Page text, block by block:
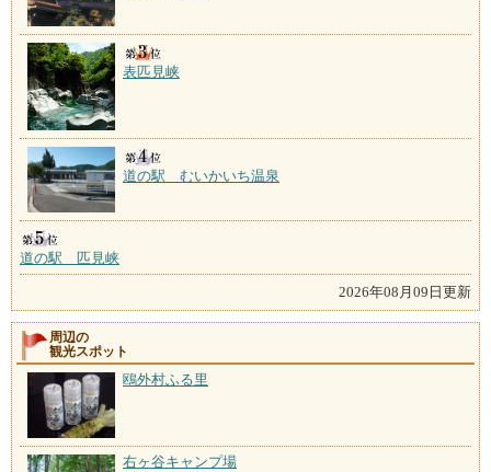
表匹見峡
道の駅 むいかいち温泉
道の駅 匹見峡
2026年08月09日更新
周辺の
観光スポット
鴎外村ふる里
右ヶ谷キャンプ場